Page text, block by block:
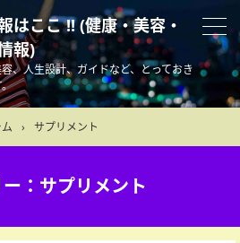
はここ !! (健康・美容・
報)
、人生設計、ガイドなど、とっておき
› サプリメント
：サプリメント